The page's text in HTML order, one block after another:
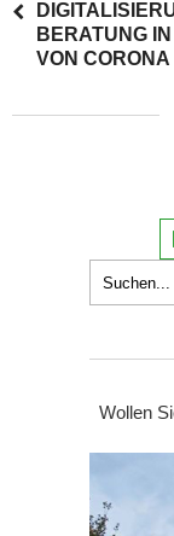
BERATUNG
VON CORONA
Wollen